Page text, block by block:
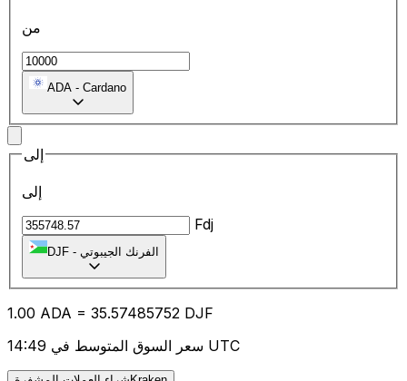
من
ADA - Cardano
إلى
إلى
Fdj
DJF - الفرنك الجيبوتي
1.00 ADA = 35.57485752 DJF
سعر السوق المتوسط في 14:49 UTC